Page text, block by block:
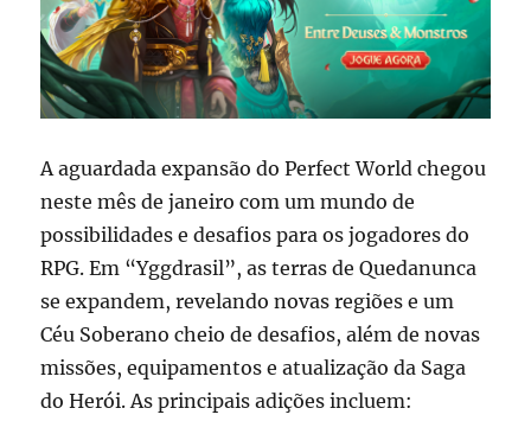
A aguardada expansão do Perfect World chegou
neste mês de janeiro com um mundo de
possibilidades e desafios para os jogadores do
RPG. Em “Yggdrasil”, as terras de Quedanunca
se expandem, revelando novas regiões e um
Céu Soberano cheio de desafios, além de novas
missões, equipamentos e atualização da Saga
do Herói. As principais adições incluem: